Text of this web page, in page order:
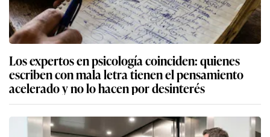
Los expertos en psicología coinciden: quienes
escriben con mala letra tienen el pensamiento
acelerado y no lo hacen por desinterés